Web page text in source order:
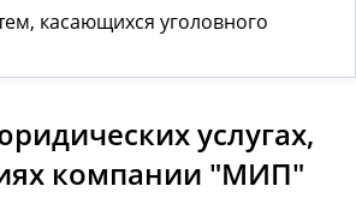
касающихся уголовного
услугах,
компании "МИП"